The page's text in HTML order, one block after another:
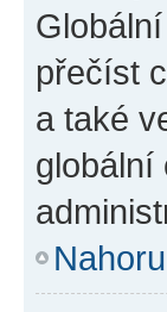
přečíst
a také
globální
Nahoru